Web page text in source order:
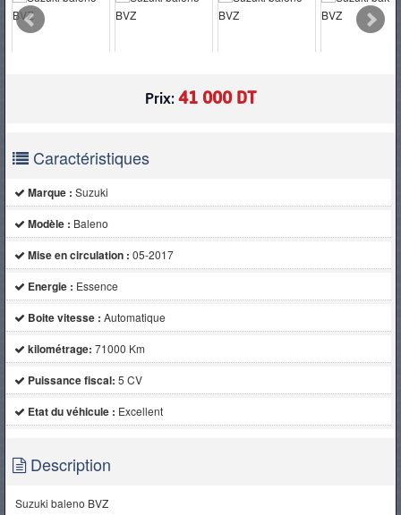
Prix: 41 000 DT
Caractéristiques
Marque : Suzuki
Modèle : Baleno
Mise en circulation : 05-2017
Energie : Essence
Boite vitesse : Automatique
kilométrage: 71000 Km
Puissance fiscal: 5 CV
Etat du véhicule : Excellent
Description
Suzuki baleno BVZ